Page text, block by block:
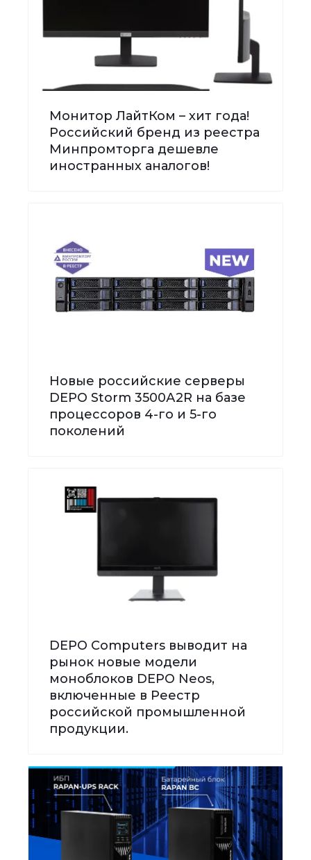
Монитор ЛайтКом – хит года!
Российский бренд из реестра
Минпромторга дешевле
иностранных аналогов!
Новые российские серверы
DEPO Storm 3500А2R на базе
процессоров 4-го и 5-го
поколений
DEPO Computers выводит на
рынок новые модели
моноблоков DEPO Neos,
включенные в Реестр
российской промышленной
продукции.